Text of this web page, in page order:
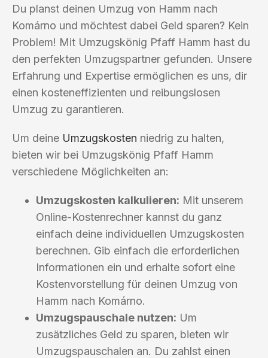
Du planst deinen Umzug von Hamm nach
Komárno und möchtest dabei Geld sparen? Kein
Problem! Mit Umzugskönig Pfaff Hamm hast du
den perfekten Umzugspartner gefunden. Unsere
Erfahrung und Expertise ermöglichen es uns, dir
einen kosteneffizienten und reibungslosen
Umzug zu garantieren.
Um deine Umzugskosten niedrig zu halten,
bieten wir bei Umzugskönig Pfaff Hamm
verschiedene Möglichkeiten an:
Umzugskosten kalkulieren: Mit unserem
Online-Kostenrechner kannst du ganz
einfach deine individuellen Umzugskosten
berechnen. Gib einfach die erforderlichen
Informationen ein und erhalte sofort eine
Kostenvorstellung für deinen Umzug von
Hamm nach Komárno.
Umzugspauschale nutzen: Um
zusätzliches Geld zu sparen, bieten wir
Umzugspauschalen an. Du zahlst einen